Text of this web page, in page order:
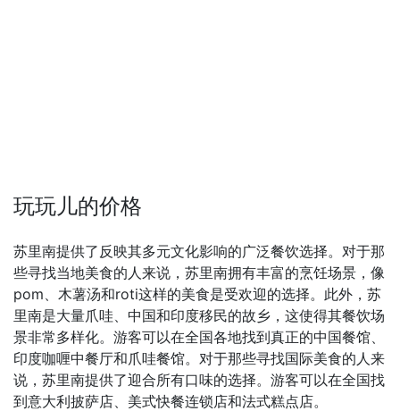
玩玩儿的价格
苏里南提供了反映其多元文化影响的广泛餐饮选择。对于那
些寻找当地美食的人来说，苏里南拥有丰富的烹饪场景，像
pom、木薯汤和roti这样的美食是受欢迎的选择。此外，苏
里南是大量爪哇、中国和印度移民的故乡，这使得其餐饮场
景非常多样化。游客可以在全国各地找到真正的中国餐馆、
印度咖喱中餐厅和爪哇餐馆。对于那些寻找国际美食的人来
说，苏里南提供了迎合所有口味的选择。游客可以在全国找
到意大利披萨店、美式快餐连锁店和法式糕点店。